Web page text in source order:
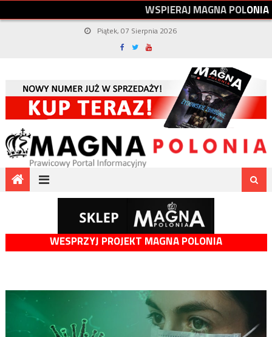
WSPIERAJMAGNAPOLONIA
Piątek, 07 Sierpnia 2026
WESPRZYJ PROJEKT MAGNA POLONIA